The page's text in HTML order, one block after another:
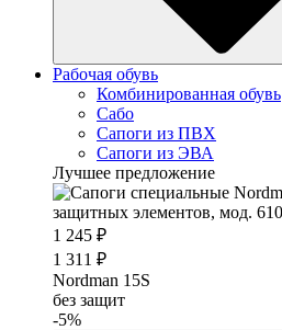
Рабочая обувь
Комбинированная обувь
Сабо
Сапоги из ПВХ
Сапоги из ЭВА
Лучшее предложение
1 245 ₽
1 311 ₽
Nordman 15S
без защит
-5%